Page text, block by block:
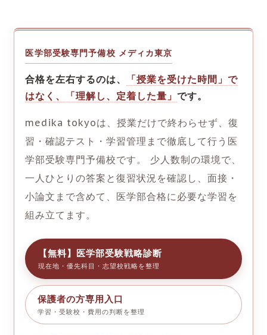
医学部受験専門予備校 メディカ東京
合格を左右するのは、
「授業を受けた時間」で
はなく、「理解し、定着した量」です。
medika tokyoは、授業だけで終わらせず、復
習・確認テスト・学習管理まで徹底して行う医
学部受験専門予備校です。 少人数制の環境で、
一人ひとりの答案と復習状況を確認し、面接・
小論文まで含めて、医学部合格に必要な学習を
組み立てます。
【無料】医学部受験戦略診断
現在地・優先科目・志望校戦略を整理
保護者の方専用入口
学習・受験校・費用の判断を整理